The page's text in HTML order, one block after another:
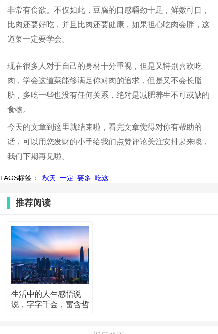
非常有食欲。不仅如此，豆腐的口感嚼劲十足，鲜嫩可口，
比肉还要好吃，并且比肉还要健康，如果担心吃肉会胖，这
道菜一定要学会。
现在很多人对于自己的身材十分重视，但是又特别喜欢吃
肉，学会这道菜能够满足你对肉的追求，但是又不会长脂
肪，多吃一些也没有任何关系，绝对是减肥养生不可或缺的
食物。
今天的文章到这里就结束啦，看完文章觉得对你有帮助的
话，可以用您发财的小手给我们点赞评论关注安排起来哦，
我们下期再见啦。
TAGS标签： 秋天 一定 要多 吃这
推荐阅读
生活中的人生感悟说
说，字字千金，富含哲